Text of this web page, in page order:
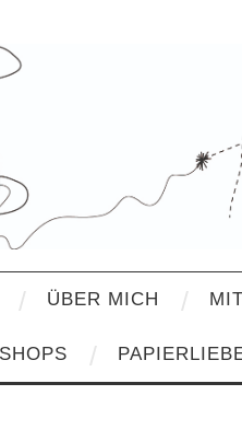
ÜBER MICH